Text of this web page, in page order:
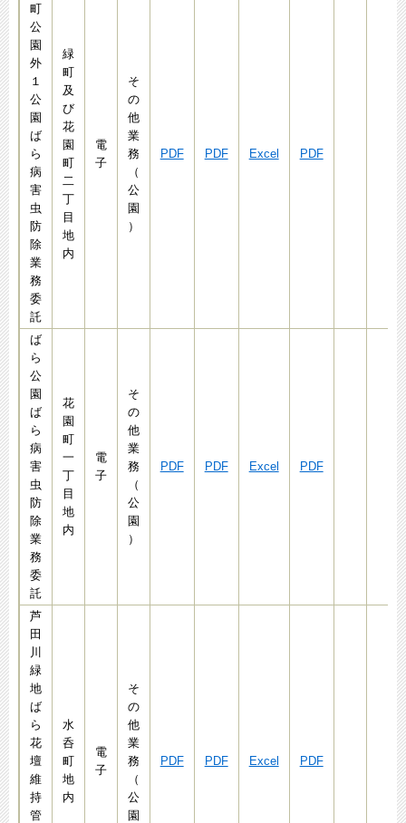
町
公
園
外
１
公
園
ば
ら
病
害
虫
防
除
業
務
委
託
緑
町
及
び
花
園
町
二
丁
目
地
内
電
子
そ
の
他
業
務
（
公
園
）
PDF PDF Excel PDF
ば
ら
公
園
ば
ら
病
害
虫
防
除
業
務
委
託
花
園
町
一
丁
目
地
内
電
子
そ
の
他
業
務
（
公
園
）
PDF PDF Excel PDF
芦
田
川
緑
地
ば
ら
花
壇
維
持
管
水
呑
町
地
内
電
子
そ
の
他
業
務
（
公
園
PDF PDF Excel PDF